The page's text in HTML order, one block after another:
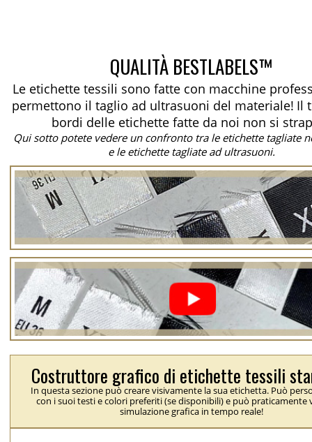
QUALITÀ BESTLABELS™
Le etichette tessili sono fatte con macchine
permettono il taglio ad ultrasuoni del materiale! Il
bordi delle etichette fatte da noi non si
Qui sotto potete vedere un confronto tra le etichette tagliate
e le etichette tagliate ad ultrasuoni.
Costruttore grafico di etichette tessili
In questa sezione può creare visivamente la sua etichetta. Può
con i suoi testi e colori preferiti (se disponibili) e può praticamente
simulazione grafica in tempo reale!